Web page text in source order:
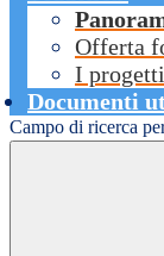
Offerta
I
Documenti
Campo di ricerca